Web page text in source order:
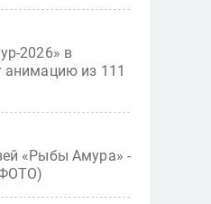
2026» в
анимацию из 111
«Рыбы Амура» -